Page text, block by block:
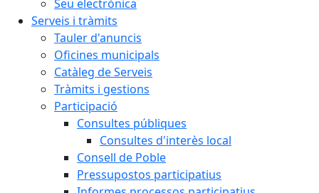
Seu electrònica
Serveis i tràmits
Tauler d'anuncis
Oficines municipals
Catàleg de Serveis
Tràmits i gestions
Participació
Consultes públiques
Consultes d'interès local
Consell de Poble
Pressupostos participatius